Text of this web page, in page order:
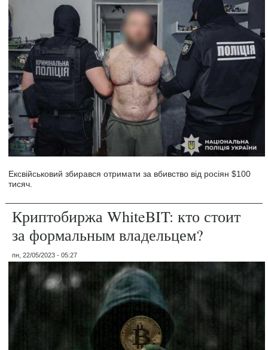
Ексвійськовий збирався отримати за вбивство від росіян $100
тисяч.
Криптобиржа WhiteBIT: кто стоит
за формальным владельцем?
пн, 22/05/2023 - 05:27